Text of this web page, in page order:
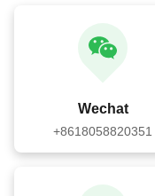
Wechat
+8618058820351